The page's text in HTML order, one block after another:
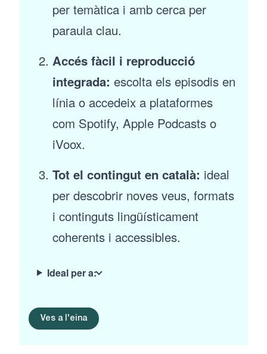
per temàtica i amb cerca per
paraula clau.
Accés fàcil i reproducció
integrada: escolta els episodis en
línia o accedeix a plataformes
com Spotify, Apple Podcasts o
iVoox.
Tot el contingut en català: ideal
per descobrir noves veus, formats
i continguts lingüísticament
coherents i accessibles.
Ideal per a:
Ves a l'eina